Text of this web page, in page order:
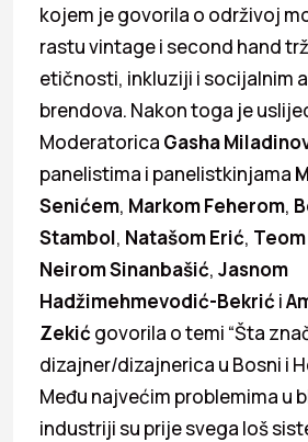
kojem je govorila o održivoj
rastu vintage i second hand
etičnosti, inkluziji i socijalnim
brendova. Nakon toga je
Moderatorica Gasha
panelistima i panelistkinjama
Senićem, Markom Feherom,
Stambol, Natašom Erić,
Neirom Sinanbašić, Jasnom
Hadžimehmevodić-Bekrić i
Zekić govorila o temi “Šta
dizajner/dizajnerica u Bosni i
Među najvećim problemima u
industriji su prije svega loš